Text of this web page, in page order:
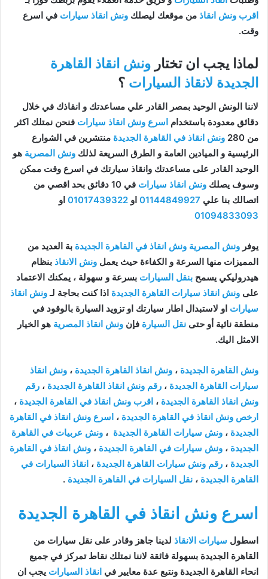
اقرب ونش انقاذ من موقعك ليصلك ونش انقاذ سيارات في اسرع
وقت.
لماذا يجب ان تختار ونش انقاذ القاهرة
الجديدة لانقاذ السيارات ؟
لاننا الونش الوحيد بمصر القادر علي مساعدتك و انقاذك في خلال
دقائق معدودة باستخدام اسرع ونش انقاذ سيارات فنحن نمتلك اكثر
من 280
ونش انقاذ في القاهرة الجديدة منتشرين في الشوارع
الرئيسية و الميادين العامة و الطرق السريعة لذلك ونش المصرية هو
الوحيد القادر على مساعدتك وانقاذ سيارتك في اسرع وقت ممكن
وسوف يصلك ونش انقاذ سيارات
في 10 دقائق بحد اقصي من
اتصالك بنا علي 01144849927 او 01017439322 او
01094833093
يوفر ونش المصرية ونش انقاذ في القاهرة الجديدة بة العديد من
المميزات منها السرعة و الكفاءة حيث يعمل ونش الانقاذ بنظام
هيدروليكي يسمح بنقل السيارات بسرعة و سهولة ، يمكنك الاعتماد
على ونش انقاذ سيارات القاهرة الجديدة اذا كنت بحاجة لـونش انقاذ
سيارات او لاستبدال اطار سيارتك او تزويد السيارة بالوقود في
منطقة نائية أو حتى نقل السيارة فإن ونش انقاذ المصرية هو الخيار
الامثل اليك.
ونش القاهرة الجديدة ، ونش انقاذ القاهرة الجديدة ، ونش انقاذ
سيارات القاهرة الجديدة ، رقم ونش انقاذ القاهرة الجديدة ، رقم
ونش انقاذ القاهرة الجديدة ، اقرب ونش انقاذ في القاهرة الجديدة ،
ارخص ونش انقاذ في القاهرة الجديدة ، اسرع ونش انقاذ في القاهرة
الجديدة ، ونش سيارات القاهرة الجديدة ، ونش عربيات في القاهرة
الجديدة ، ونش سيارات في القاهرة الجديدة ، ونش انقاذ في القاهرة
الجديدة ، رقم ونش سيارات القاهرة الجديدة ، انقاذ السيارات في
القاهرة الجديدة ، نقل السيارات في القاهرة الجديدة .
اسرع ونش انقاذ في القاهرة الجديدة
اسطول سيارات الانقاذ لدينا جاهز وقادر على نقل سيارات من
القاهرة الجديدة بسهولة فائقة لاننا نمتلك نقاط تمركز في جميع
انحاء القاهرة الجديدة ونتبع عدة معايير في انقاذ السيارات يجب ان